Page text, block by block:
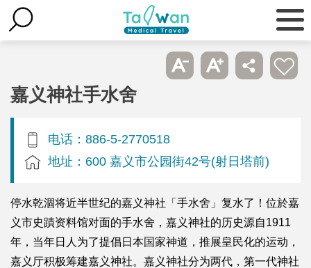
嘉义神社手水舍
电话：886-5-2770518
地址：600 嘉义市公园街42号(射日塔前)
停水乾涸将近半世纪的嘉义神社「手水舍」复水了！位於嘉
义市史蹟资料馆对面的手水舍，嘉义神社的历史源自1911
年，当年日人为了提倡日本国家神道，推展皇民化的运动，
嘉义厅积极筹建嘉义神社。嘉义神社分为两代，第一代神社